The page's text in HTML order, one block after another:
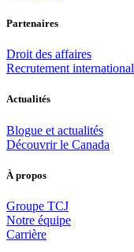
Partenaires
Droit des affaires
Recrutement international
Actualités
Blogue et actualités
Découvrir le Canada
À propos
Groupe TCJ
Notre équipe
Carrière